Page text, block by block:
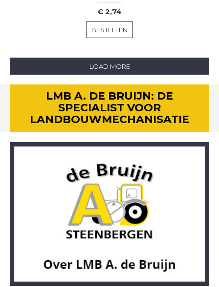
€ 2,74
BESTELLEN
LOAD MORE
LMB A. DE BRUIJN: DE
SPECIALIST VOOR
LANDBOUWMECHANISATIE